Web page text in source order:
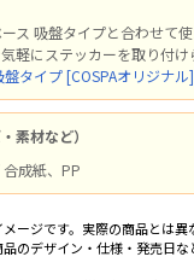
ス 吸盤タイプと合わせて
にステッカーを取り付け
タイプ [COSPAオリジナル]
素材など）
成紙、PP
ージです。実際の商品とは異
のデザイン・仕様・発売日